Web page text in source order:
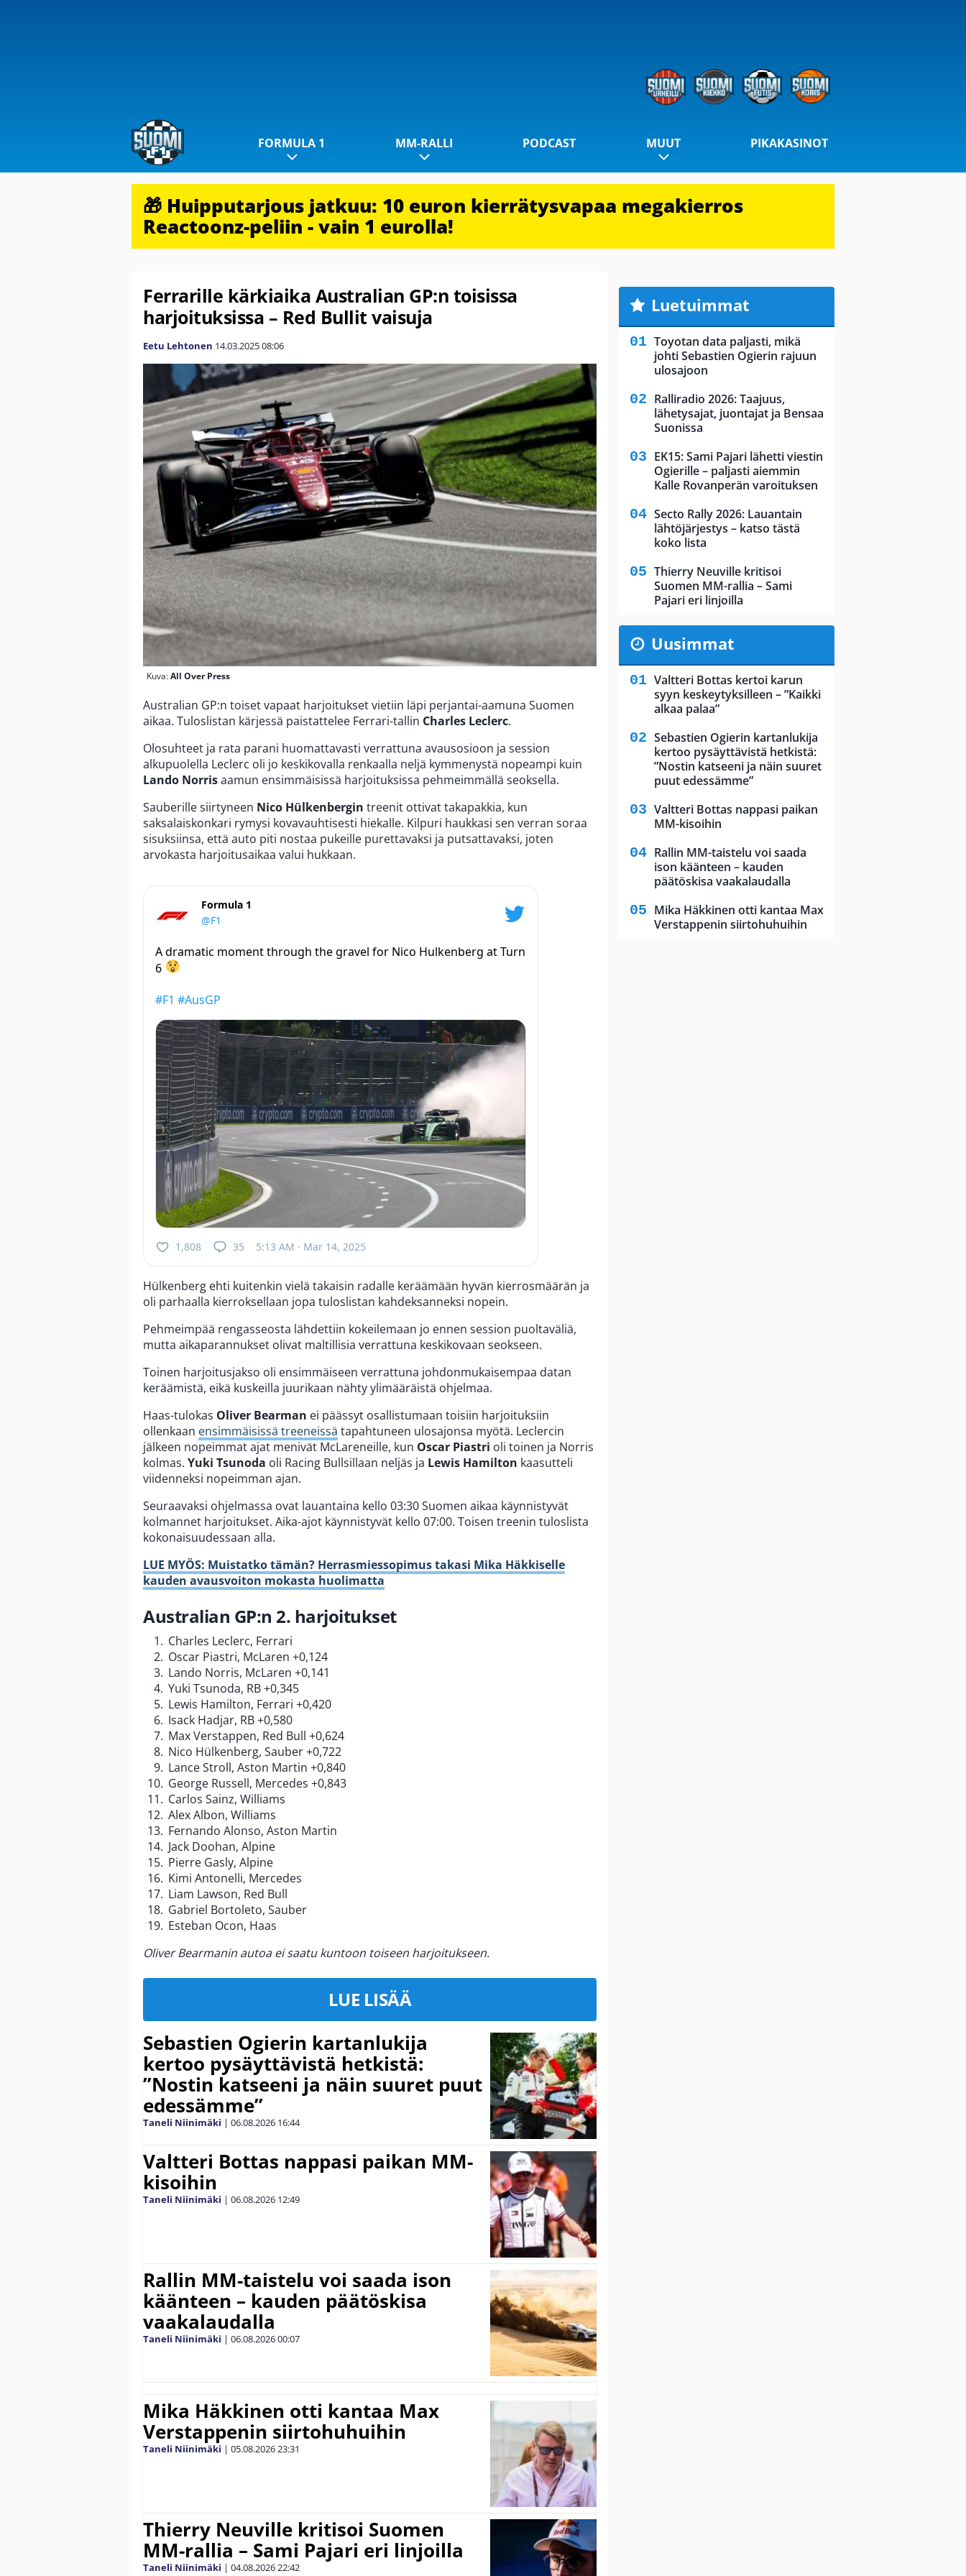
FORMULA 1 MM-RALLI PODCAST MUUT PIKAKASINOT
🎁 Huipputarjous jatkuu: 10 euron kierrätysvapaa megakierros
Reactoonz-peliin - vain 1 eurolla!
Ferrarille kärkiaika Australian GP:n toisissa
harjoituksissa – Red Bullit vaisuja
Eetu Lehtonen 14.03.202508:06
Kuva:All Over Press
Australian GP:n toiset vapaat harjoitukset vietiin läpi perjantai-aamuna Suomen
aikaa. Tuloslistan kärjessä paistattelee Ferrari-tallin Charles Leclerc.
Olosuhteet ja rata parani huomattavasti verrattuna avausosioon ja session
alkupuolella Leclerc oli jo keskikovalla renkaalla neljä kymmenystä nopeampi kuin
Lando Norrisaamun ensimmäisissä harjoituksissa pehmeimmällä seoksella.
Sauberille siirtyneen Nico Hülkenbergin treenit ottivat takapakkia, kun
saksalaiskonkari rymysi kovavauhtisesti hiekalle. Kilpuri haukkasi sen verran soraa
sisuksiinsa, että auto piti nostaa pukeille purettavaksi ja putsattavaksi, joten
arvokasta harjoitusaikaa valui hukkaan.
Formula 1
@F1
A dramatic moment through the gravel for Nico Hulkenberg at Turn
6
#F1 #AusGP
1,808 35 5:13 AM · Mar 14, 2025
Hülkenberg ehti kuitenkin vielä takaisin radalle keräämään hyvän kierrosmäärän ja
oli parhaalla kierroksellaan jopa tuloslistan kahdeksanneksi nopein.
Pehmeimpää rengasseosta lähdettiin kokeilemaan jo ennen session puoltaväliä,
mutta aikaparannukset olivat maltillisia verrattuna keskikovaan seokseen.
Toinen harjoitusjakso oli ensimmäiseen verrattuna johdonmukaisempaa datan
keräämistä, eikä kuskeilla juurikaan nähty ylimääräistä ohjelmaa.
Haas-tulokas Oliver Bearman ei päässyt osallistumaan toisiin harjoituksiin
ollenkaan ensimmäisissä treeneissä tapahtuneen ulosajonsa myötä. Leclercin
jälkeen nopeimmat ajat menivät McLareneille, kun Oscar Piastri oli toinen ja Norris
kolmas. Yuki Tsunoda oli Racing Bullsillaan neljäs ja Lewis Hamilton kaasutteli
viidenneksi nopeimman ajan.
Seuraavaksi ohjelmassa ovat lauantaina kello 03:30 Suomen aikaa käynnistyvät
kolmannet harjoitukset. Aika-ajot käynnistyvät kello 07:00. Toisen treenin tuloslista
kokonaisuudessaan alla.
LUE MYÖS: Muistatko tämän? Herrasmiessopimus takasi Mika Häkkiselle
kauden avausvoiton mokasta huolimatta
Australian GP:n 2. harjoitukset
Charles Leclerc, Ferrari
Oscar Piastri, McLaren +0,124
Lando Norris, McLaren +0,141
Yuki Tsunoda, RB +0,345
Lewis Hamilton, Ferrari +0,420
Isack Hadjar, RB +0,580
Max Verstappen, Red Bull +0,624
Nico Hülkenberg, Sauber +0,722
Lance Stroll, Aston Martin +0,840
George Russell, Mercedes +0,843
Carlos Sainz, Williams
Alex Albon, Williams
Fernando Alonso, Aston Martin
Jack Doohan, Alpine
Pierre Gasly, Alpine
Kimi Antonelli, Mercedes
Liam Lawson, Red Bull
Gabriel Bortoleto, Sauber
Esteban Ocon, Haas
Oliver Bearmanin autoa ei saatu kuntoon toiseen harjoitukseen.
LUE LISÄÄ
Sebastien Ogierin kartanlukija
kertoo pysäyttävistä hetkistä:
”Nostin katseeni ja näin suuret puut
edessämme”
Taneli Niinimäki | 06.08.2026 16:44
Valtteri Bottas nappasi paikan MM-
kisoihin
Taneli Niinimäki | 06.08.2026 12:49
Rallin MM-taistelu voi saada ison
käänteen – kauden päätöskisa
vaakalaudalla
Taneli Niinimäki | 06.08.202600:07
Mika Häkkinen otti kantaa Max
Verstappenin siirtohuhuihin
Taneli Niinimäki | 05.08.202623:31
Thierry Neuville kritisoi Suomen
MM-rallia – Sami Pajari eri linjoilla
Taneli Niinimäki | 04.08.202622:42
Luetuimmat
Toyotan data paljasti, mikä
johti Sebastien Ogierin rajuun
ulosajoon
Ralliradio 2026: Taajuus,
lähetysajat, juontajat ja Bensaa
Suonissa
EK15: Sami Pajari lähetti viestin
Ogierille – paljasti aiemmin
Kalle Rovanperän varoituksen
Secto Rally 2026: Lauantain
lähtöjärjestys – katso tästä
koko lista
Thierry Neuville kritisoi
Suomen MM-rallia – Sami
Pajari eri linjoilla
Uusimmat
Valtteri Bottas kertoi karun
syyn keskeytyksilleen – ”Kaikki
alkaa palaa”
Sebastien Ogierin kartanlukija
kertoo pysäyttävistä hetkistä:
”Nostin katseeni ja näin suuret
puut edessämme”
Valtteri Bottas nappasi paikan
MM-kisoihin
Rallin MM-taistelu voi saada
ison käänteen – kauden
päätöskisa vaakalaudalla
Mika Häkkinen otti kantaa Max
Verstappenin siirtohuhuihin